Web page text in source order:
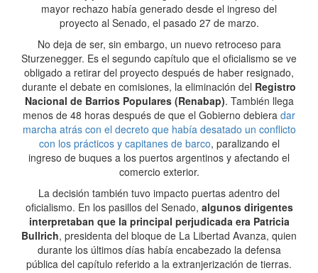
mayor rechazo había generado desde el ingreso del
proyecto al Senado, el pasado 27 de marzo.
No deja de ser, sin embargo, un nuevo retroceso para
Sturzenegger. Es el segundo capítulo que el oficialismo se ve
obligado a retirar del proyecto después de haber resignado,
durante el debate en comisiones, la eliminación del Registro
Nacional de Barrios Populares (Renabap). También llega
menos de 48 horas después de que el Gobierno debiera dar
marcha atrás con el decreto que había desatado un conflicto
con los prácticos y capitanes de barco, paralizando el
ingreso de buques a los puertos argentinos y afectando el
comercio exterior.
La decisión también tuvo impacto puertas adentro del
oficialismo. En los pasillos del Senado, algunos dirigentes
interpretaban que la principal perjudicada era Patricia
Bullrich, presidenta del bloque de La Libertad Avanza, quien
durante los últimos días había encabezado la defensa
pública del capítulo referido a la extranjerización de tierras.